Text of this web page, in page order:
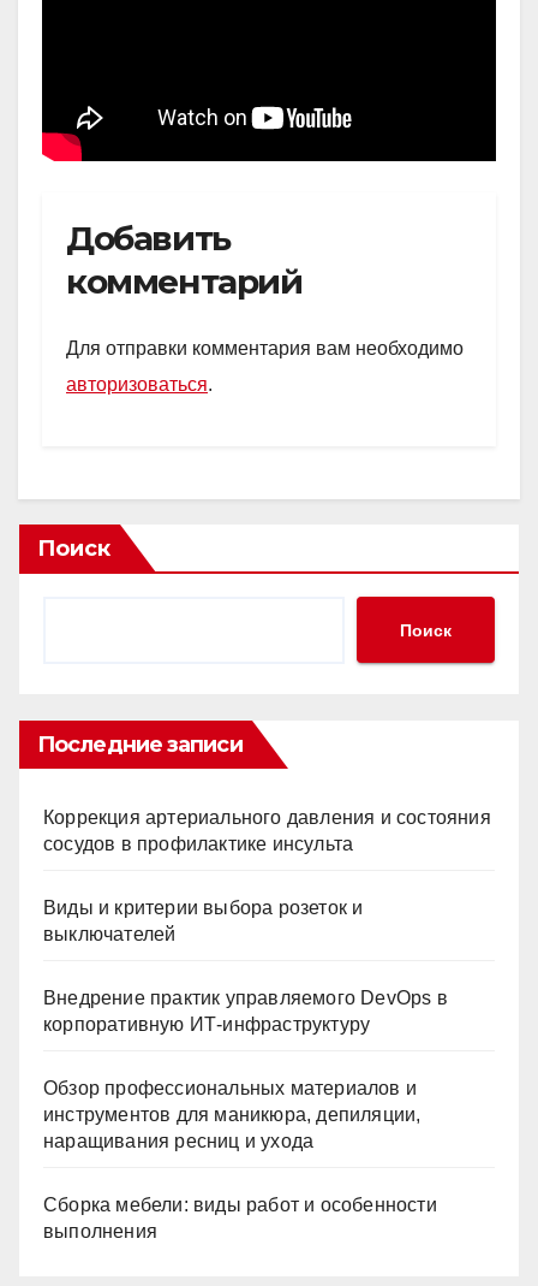
Добавить
комментарий
Для отправки комментария вам необходимо
авторизоваться.
Поиск
Поиск
Последние записи
Коррекция артериального давления и состояния
сосудов в профилактике инсульта
Виды и критерии выбора розеток и
выключателей
Внедрение практик управляемого DevOps в
корпоративную ИТ-инфраструктуру
Обзор профессиональных материалов и
инструментов для маникюра, депиляции,
наращивания ресниц и ухода
Сборка мебели: виды работ и особенности
выполнения